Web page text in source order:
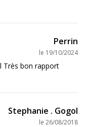
Perrin
le 19/10/2024
Très bon rapport
Stephanie . Gogol
le 26/08/2018